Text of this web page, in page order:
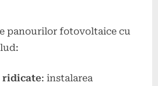
panourilor fotovoltaice cu
: instalarea